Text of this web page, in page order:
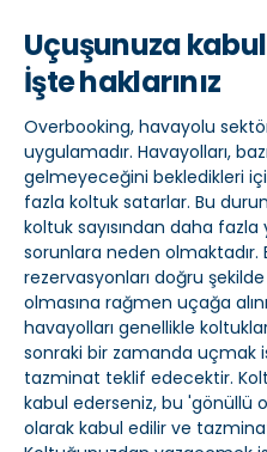
Uçuşunuza
İşte haklarınız
Overbooking, havayolu
uygulamadır. Havayolları,
gelmeyeceğini bekledikleri
fazla koltuk satarlar. Bu
koltuk sayısından daha
sorunlara neden
rezervasyonları doğru
olmasına rağmen uçağa
havayolları genellikle
sonraki bir zamanda uçmak
tazminat teklif edecektir.
kabul ederseniz, bu 'gönüllü
olarak kabul edilir ve